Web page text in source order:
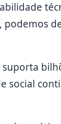
podemos
social